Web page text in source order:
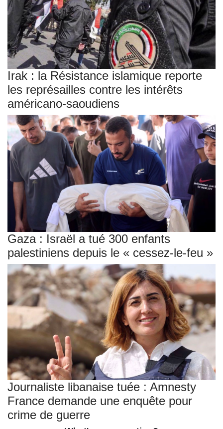
Irak : la Résistance islamique reporte
les représailles contre les intérêts
américano-saoudiens
Gaza : Israël a tué 300 enfants
palestiniens depuis le « cessez-le-feu »
Journaliste libanaise tuée : Amnesty
France demande une enquête pour
crime de guerre